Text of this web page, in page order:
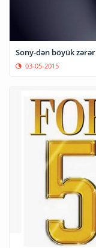
Sony-dən böyük zərər
03-05-2015